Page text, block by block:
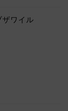
ザワイル